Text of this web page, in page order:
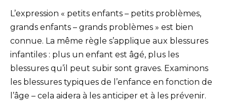
L’expression « petits enfants – petits problèmes,
grands enfants – grands problèmes » est bien
connue. La même règle s’applique aux blessures
infantiles : plus un enfant est âgé, plus les
blessures qu’il peut subir sont graves. Examinons
les blessures typiques de l’enfance en fonction de
l’âge – cela aidera à les anticiper et à les prévenir.